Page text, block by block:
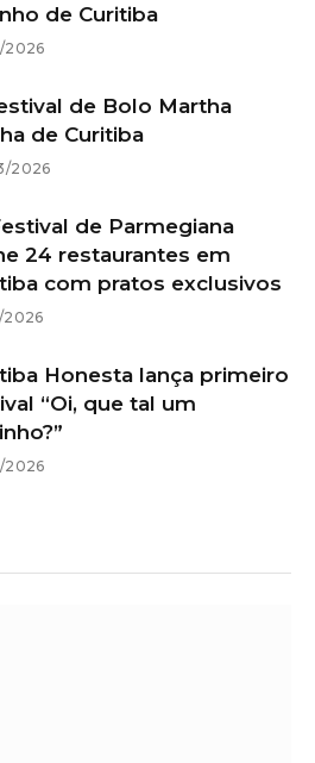
de Curitiba
2026
de Bolo Martha
de Curitiba
2026
de Parmegiana
24 restaurantes em
com pratos exclusivos
2026
Honesta lança primeiro
“Oi, que tal um
2026